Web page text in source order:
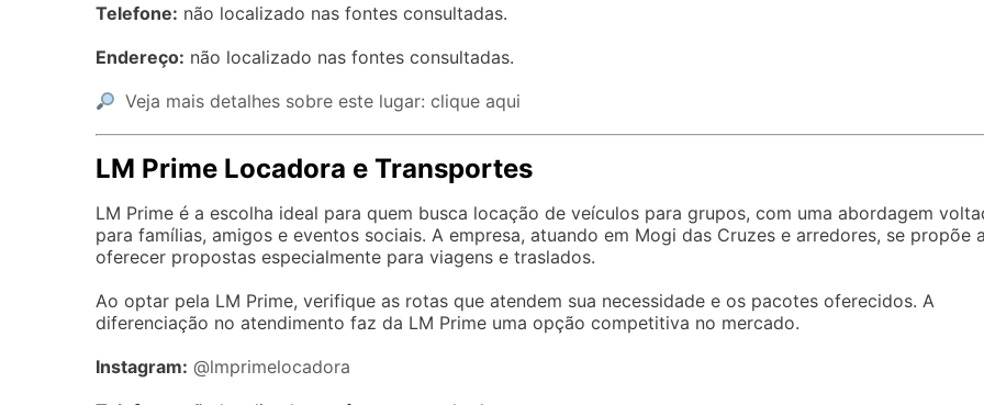
Telefone: não localizado nas fontes consultadas.
Endereço: não localizado nas fontes consultadas.
Veja mais detalhes sobre este lugar: clique aqui
LM Prime Locadora e Transportes
LM Prime é a escolha ideal para quem busca locação de veículos para grupos, com uma abordagem
para famílias, amigos e eventos sociais. A empresa, atuando em Mogi das Cruzes e arredores, se propõe
oferecer propostas especialmente para viagens e traslados.
Ao optar pela LM Prime, verifique as rotas que atendem sua necessidade e os pacotes oferecidos. A
diferenciação no atendimento faz da LM Prime uma opção competitiva no mercado.
Instagram: @lmprimelocadora